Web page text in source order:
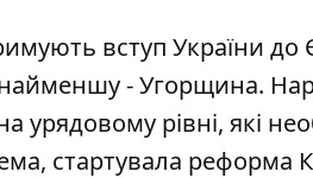
вступ України
- Угорщина.
урядовому рівні, які
стартувала реформа